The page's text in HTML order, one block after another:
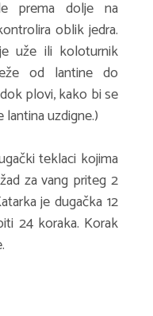
prema dolje na
oblik jedra.
uže ili koloturnik
od lantine do
plovi, kako bi se
lantina uzdigne.)
teklaci kojima
za vang priteg 2
je dugačka 12
24 koraka. Korak